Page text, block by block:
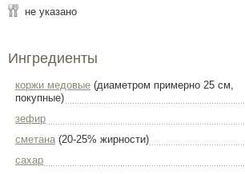
не указано
Ингредиенты
коржи медовые (диаметром примерно 25 см,
покупные)
зефир
сметана(20-25% жирности)
сахар